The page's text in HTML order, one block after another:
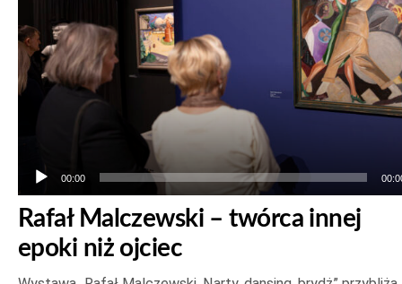
00:00
Rafał Malczewski – twórca innej
epoki niż ojciec